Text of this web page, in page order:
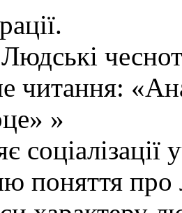
читання:
»
соціалізації
поняття про